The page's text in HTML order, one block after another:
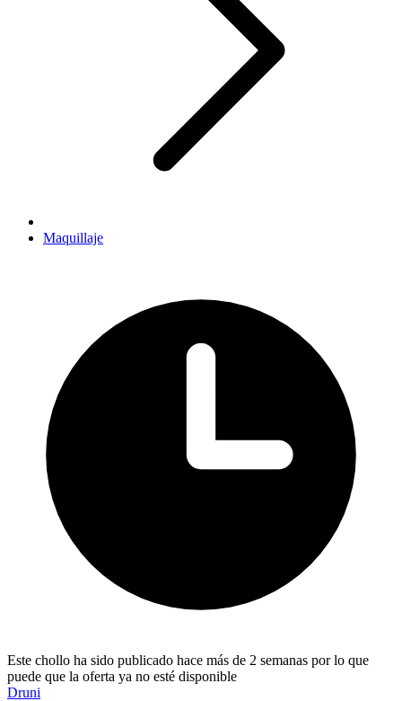
Maquillaje
Este chollo ha sido publicado hace más de 2 semanas por lo que
puede que la oferta ya no esté disponible
Druni